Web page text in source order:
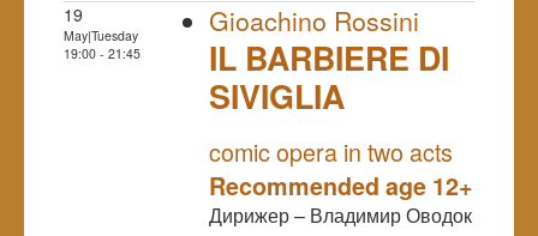
19
May|Tuesday
19:00 - 21:45
Gioachino Rossini
IL BARBIERE DI
SIVIGLIA
comic opera in two acts
Recommended age 12+
Дирижер – Владимир Оводок